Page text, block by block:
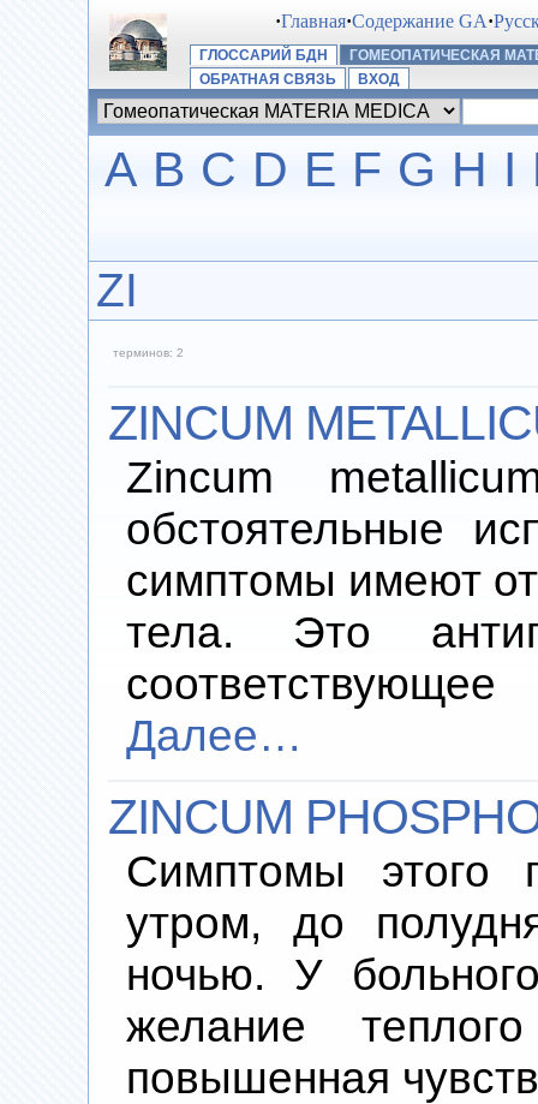
·Главная·Содержание GA·
ГЛОССАРИЙ БДН
ГОМЕОПАТИЧЕСКАЯ
ОБРАТНАЯ СВЯЗЬ
ВХОД
A B C D E F G H I
ZI
терминов: 2
ZINCUM
Zincum
обстоятельные
симптомы имеют
тела. Это
Далее…
ZINCUM
Симптомы этого
утром, до
ночью. У
желание
повышенная